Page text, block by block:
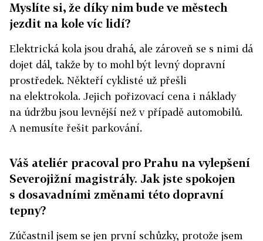
Myslíte si, že díky nim bude ve městech
jezdit na kole víc lidí?
Elektrická kola jsou drahá, ale zároveň se s nimi dá
dojet dál, takže by to mohl být levný dopravní
prostředek. Někteří cyklisté už přešli
na elektrokola. Jejich pořizovací cena i náklady
na údržbu jsou levnější než v případě automobilů.
A nemusíte řešit parkování.
Váš ateliér pracoval pro Prahu na vylepšení
Severojižní magistrály. Jak jste spokojen
s dosavadními změnami této dopravní
tepny?
Zúčastnil jsem se jen první schůzky, protože jsem